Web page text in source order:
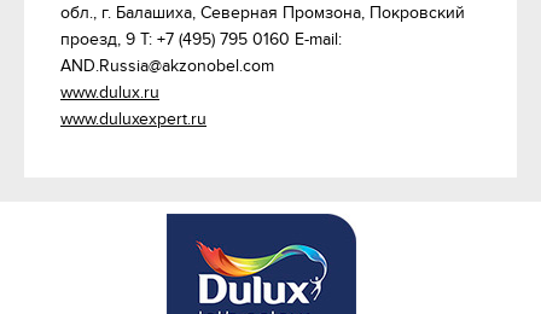
обл., г. Балашиха, Северная Промзона, Покровский
проезд, 9 Т: +7 (495) 795 0160 E-mail:
www.dulux.ru
www.duluxexpert.ru